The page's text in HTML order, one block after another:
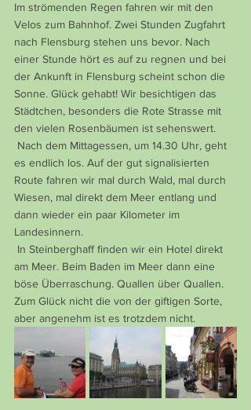
Im strömenden Regen fahren wir mit den
Velos zum Bahnhof. Zwei Stunden Zugfahrt
nach Flensburg stehen uns bevor. Nach
einer Stunde hört es auf zu regnen und bei
der Ankunft in Flensburg scheint schon die
Sonne. Glück gehabt! Wir besichtigen das
Städtchen, besonders die Rote Strasse mit
den vielen Rosenbäumen ist sehenswert.
es endlich los. Auf der gut signalisierten
Route fahren wir mal durch Wald, mal durch
Wiesen, mal direkt dem Meer entlang und
dann wieder ein paar Kilometer im
Landesinnern.
am Meer. Beim Baden im Meer dann eine
böse Überraschung. Quallen über Quallen.
Zum Glück nicht die von der giftigen Sorte,
aber angenehm ist es trotzdem nicht.